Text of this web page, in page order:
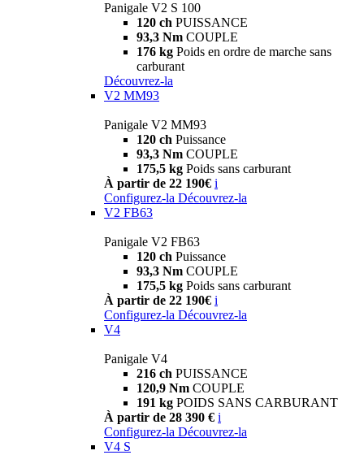
Panigale V2 S 100
120 ch PUISSANCE
93,3 Nm COUPLE
176 kg Poids en ordre de marche sans
carburant
Découvrez-la
V2 MM93
Panigale V2 MM93
120 ch Puissance
93,3 Nm COUPLE
175,5 kg Poids sans carburant
À partir de 22 190€ i
Configurez-la Découvrez-la
V2 FB63
Panigale V2 FB63
120 ch Puissance
93,3 Nm COUPLE
175,5 kg Poids sans carburant
À partir de 22 190€ i
Configurez-la Découvrez-la
V4
Panigale V4
216 ch PUISSANCE
120,9 Nm COUPLE
191 kg POIDS SANS CARBURANT
À partir de 28 390 € i
Configurez-la Découvrez-la
V4 S